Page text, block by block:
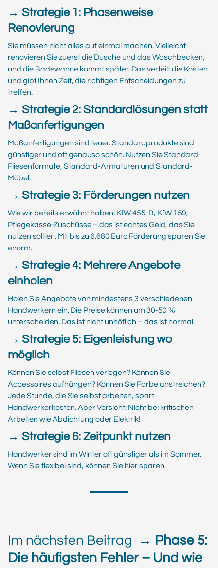
→ Strategie 1: Phasenweise
Renovierung
Sie müssen nicht alles auf einmal machen. Vielleicht
renovieren Sie zuerst die Dusche und das Waschbecken,
und die Badewanne kommt später. Das verteilt die Kosten
und gibt Ihnen Zeit, die richtigen Entscheidungen zu
treffen.
→ Strategie 2: Standardlösungen statt
Maßanfertigungen
Maßanfertigungen sind teuer. Standardprodukte sind
günstiger und oft genauso schön. Nutzen Sie Standard-
Fliesenformate, Standard-Armaturen und Standard-
Möbel.
→ Strategie 3: Förderungen nutzen
Wie wir bereits erwähnt haben: KfW 455-B, KfW 159,
Pflegekasse-Zuschüsse – das ist echtes Geld, das Sie
nutzen sollten. Mit bis zu 6.680 Euro Förderung sparen Sie
enorm.
→ Strategie 4: Mehrere Angebote
einholen
Holen Sie Angebote von mindestens 3 verschiedenen
Handwerkern ein. Die Preise können um 30-50 %
unterscheiden. Das ist nicht unhöflich – das ist normal.
→ Strategie 5: Eigenleistung wo
möglich
Können Sie selbst Fliesen verlegen? Können Sie
Accessoires aufhängen? Können Sie Farbe anstreichen?
Jede Stunde, die Sie selbst arbeiten, spart
Handwerkerkosten. Aber Vorsicht: Nicht bei kritischen
Arbeiten wie Abdichtung oder Elektrik!
→ Strategie 6: Zeitpunkt nutzen
Handwerker sind im Winter oft günstiger als im Sommer.
Wenn Sie flexibel sind, können Sie hier sparen.
Im nächsten Beitrag
→ Phase 5:
Die häufigsten Fehler – Und wie